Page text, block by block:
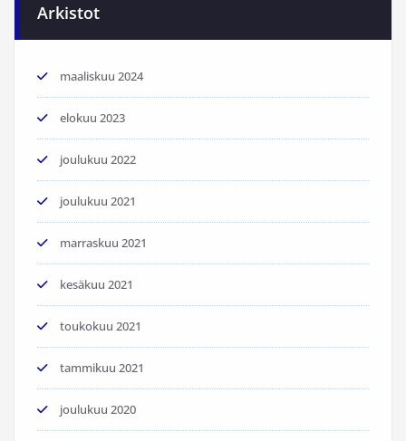
Arkistot
maaliskuu 2024
elokuu 2023
joulukuu 2022
joulukuu 2021
marraskuu 2021
kesäkuu 2021
toukokuu 2021
tammikuu 2021
joulukuu 2020